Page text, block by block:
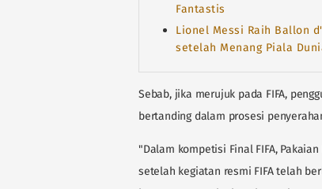
Fantastis
Lionel Messi Raih Ballon
setelah Menang Piala
Sebab, jika merujuk pada FIFA,
bertanding dalam prosesi
"Dalam kompetisi Final FIFA,
setelah kegiatan resmi FIFA telah